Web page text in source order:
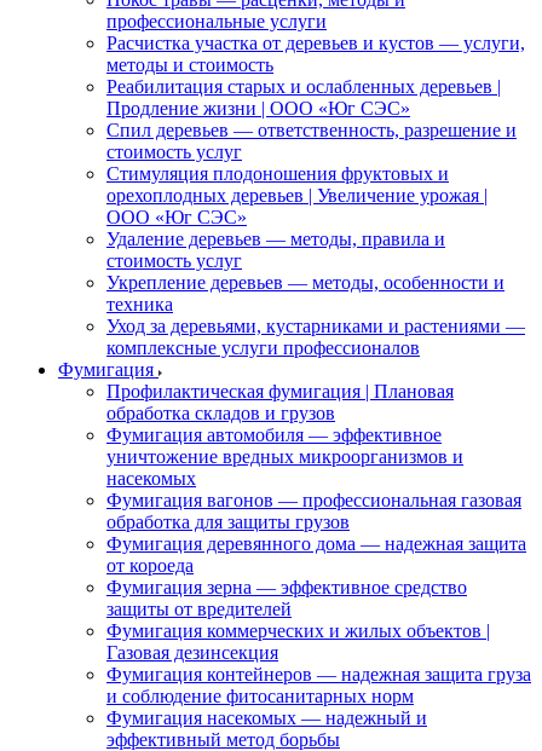
профессиональные услуги
Расчистка участка от деревьев и кустов — услуги,
методы и стоимость
Реабилитация старых и ослабленных деревьев |
Продление жизни | ООО «Юг СЭС»
Спил деревьев — ответственность, разрешение и
стоимость услуг
Стимуляция плодоношения фруктовых и
орехоплодных деревьев | Увеличение урожая |
ООО «Юг СЭС»
Удаление деревьев — методы, правила и
стоимость услуг
Укрепление деревьев — методы, особенности и
техника
Уход за деревьями, кустарниками и растениями —
комплексные услуги профессионалов
Фумигация
Профилактическая фумигация | Плановая
обработка складов и грузов
Фумигация автомобиля — эффективное
уничтожение вредных микроорганизмов и
насекомых
Фумигация вагонов — профессиональная газовая
обработка для защиты грузов
Фумигация деревянного дома — надежная защита
от короеда
Фумигация зерна — эффективное средство
защиты от вредителей
Фумигация коммерческих и жилых объектов |
Газовая дезинсекция
Фумигация контейнеров — надежная защита груза
и соблюдение фитосанитарных норм
Фумигация насекомых — надежный и
эффективный метод борьбы